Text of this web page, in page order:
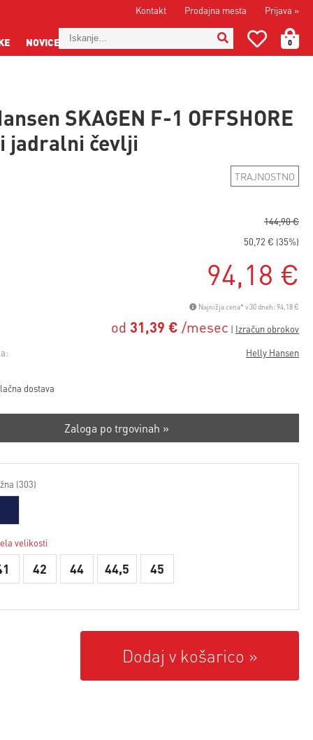
Prijava »
Kontakt Prodajna mesta
0
NOVICE
SKAGEN F-1 OFFSHORE
jadralni čevlji
TRAJNOSTNO
144,90 €
50,72 € (35%)
94,18 €
Najnižja cena* v 30 dneh: 94,18 €
od 31,39 € /mesec
Helly Hansen
dostava
Zaloga po trgovinah »
(303)
velikosti
42 44 44,5 45
Dodaj v košarico